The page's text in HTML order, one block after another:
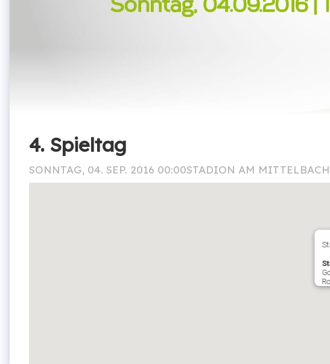
4. Spieltag
SONNTAG, 04. SEP. 2016 00:00STADION AM MITTELBACH